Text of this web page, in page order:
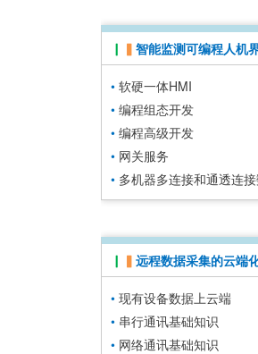
▏ ▍ 智能监测可编程人机
• 软硬一体HMI
• 编程组态开发
• 编程高级开发
• 网关服务
•多机器多连接和通透连
▏ ▍ 远程数据采集的云端
•现有设备数据上云端
•串行通讯基础知识
•网络通讯基础知识